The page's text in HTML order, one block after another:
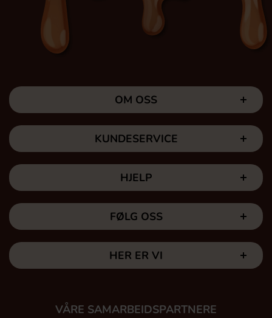
OM OSS
KUNDESERVICE
HJELP
FØLG OSS
HER ER VI
VÅRE SAMARBEIDSPARTNERE